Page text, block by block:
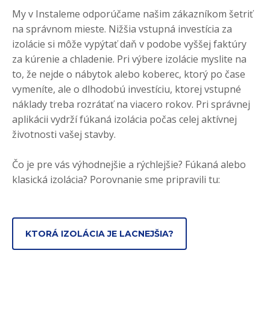
My v Instaleme odporúčame našim zákazníkom šetriť
na správnom mieste. Nižšia vstupná investícia za
izolácie si môže vypýtať daň v podobe vyššej faktúry
za kúrenie a chladenie. Pri výbere izolácie myslite na
to, že nejde o nábytok alebo koberec, ktorý po čase
vymeníte, ale o dlhodobú investíciu, ktorej vstupné
náklady treba rozrátať na viacero rokov. Pri správnej
aplikácii vydrží fúkaná izolácia počas celej aktívnej
životnosti vašej stavby.
Čo je pre vás výhodnejšie a rýchlejšie? Fúkaná alebo
klasická izolácia? Porovnanie sme pripravili tu:
KTORÁ IZOLÁCIA JE LACNEJŠIA?